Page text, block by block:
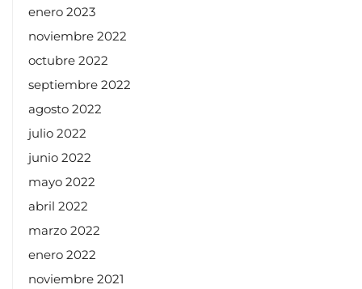
enero 2023
noviembre 2022
octubre 2022
septiembre 2022
agosto 2022
julio 2022
junio 2022
mayo 2022
abril 2022
marzo 2022
enero 2022
noviembre 2021